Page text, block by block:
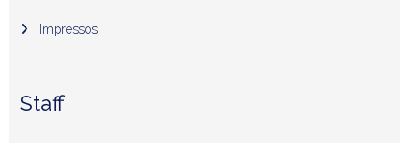
Impressos
Staff